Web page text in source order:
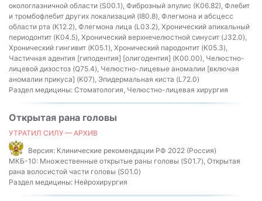
окологлазничной области (S00.1), Фиброзный эпулис (К06.82), Флебит
и тромбофлебит других локализаций (I80.8), Флегмона и абсцесс
области рта (K12.2), Флегмона лица (L03.2), Хронический апикальный
периодонтит (K04.5), Хронический верхнечелюстной синусит (J32.0),
Хронический гингивит (K05.1), Хронический пародонтит (K05.3),
Частичная адентия [гиподентия] [олигодентия] (К00.00), Челюстно-
лицевой дизостоз (Q75.4), Челюстно-лицевые аномалии [включая
аномалии прикуса] (K07), Эпидермальная киста (L72.0)
Раздел медицины: Стоматология, Челюстно-лицевая хирургия
Открытая рана головы
УТРАТИЛ СИЛУ — АРХИВ
Версия: Клинические рекомендации РФ 2022 (Россия)
МКБ-10: Множественные открытые раны головы (S01.7), Открытая
рана волосистой части головы (S01.0)
Раздел медицины: Нейрохирургия